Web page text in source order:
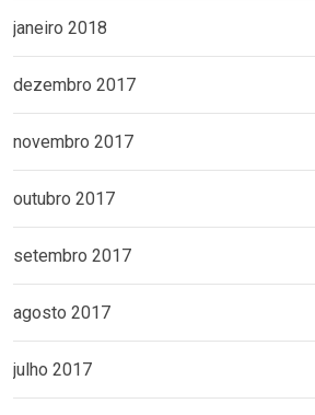
janeiro 2018
dezembro 2017
novembro 2017
outubro 2017
setembro 2017
agosto 2017
julho 2017